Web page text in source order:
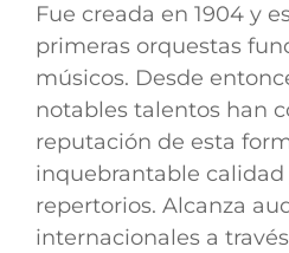
Fue creada en 1904 y
primeras orquestas
músicos. Desde
notables talentos han
reputación de esta
inquebrantable calidad
repertorios. Alcanza
internacionales a